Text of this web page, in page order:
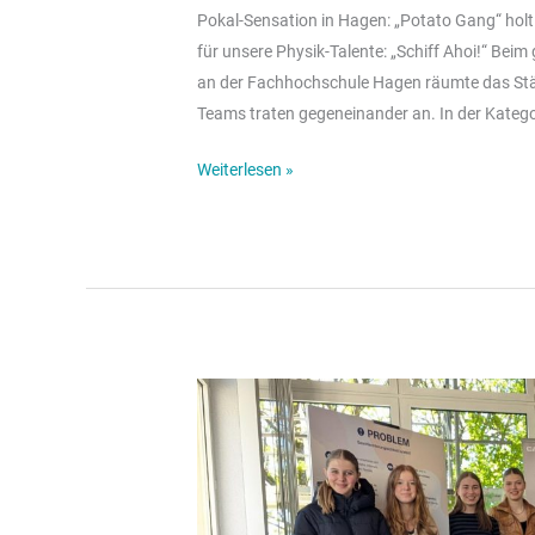
Pokal-Sensation in Hagen: „Potato Gang“
für unsere Physik-Talente: „Schiff Ahoi!“
an der Fachhochschule Hagen räumte das
Teams traten gegeneinander an. In der
Weiterlesen »
Besuch
der
Ausstellung
„Women
do